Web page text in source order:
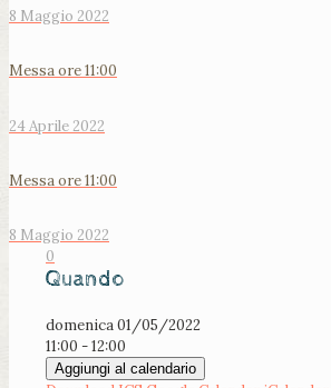
8 Maggio 2022
Messa ore 11:00
24 Aprile 2022
Messa ore 11:00
8 Maggio 2022
0
Quando
domenica 01/05/2022
11:00 - 12:00
Aggiungi al calendario